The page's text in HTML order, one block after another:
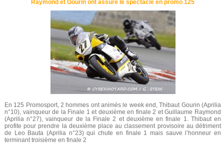
Raymond et Gourin ont assuré le spectacle en promo 125
En 125 Promosport, 2 hommes ont animés le week end, Thibaut Gourin (Aprilia
n°10), vainqueur de la Finale 1 et deuxième en finale 2 et Guillaume Raymond
(Aprilia n°27), vainqueur de la Finale 2 et deuxième en finale 1. Thibaut en
profite pour prendre la deuxième place au classement provisoire au détriment
de Leo Bauta (Aprilia n°23) qui chute en finale 1 mais sauve l’honneur en
terminant troisième en finale 2